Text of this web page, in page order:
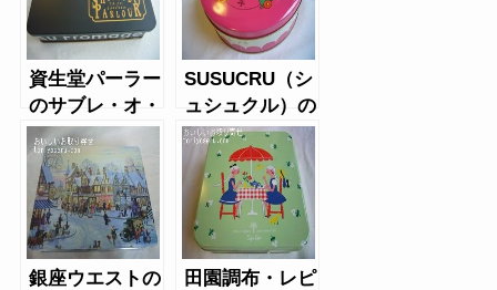
資生堂パーラー
のサブレ・オ・
フロマージュ
SUSUCRU（シ
ュシュクル）の
クッキー缶
銀座ウエストの
田園調布・レピ